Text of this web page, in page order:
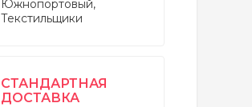
Южнопортовый,
Текстильщики
СТАНДАРТНАЯ
ДОСТАВКА